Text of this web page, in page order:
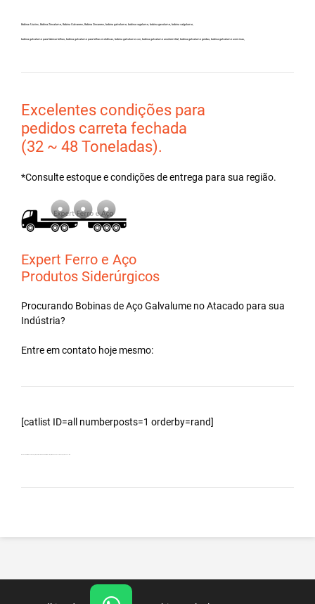
Bobina Aluzinc, Bobina Zincalume, Bobina Galvanew, Bobina Zincanew, bobina galvolume, bobina vagalume, bobina gavolume, bobina valgalume,
bobina galvalume para fabricar telhas, bobina galvalume para telhas metálicas, bobina galvalume csn, bobina galvalume arcelormittal, bobina galvalume gerdau, bobina galvalume usiminas,
Excelentes condições para
pedidos carreta fechada
(32 ~ 48 Toneladas).
*Consulte estoque e condições de entrega para sua região.
Expert Ferro e Aço
Produtos Siderúrgicos
Procurando Bobinas deAço Galvalume noAtacado para sua
Indústria?
Entre em contato hoje mesmo:
[catlist ID=all numberposts=1 orderby=rand]